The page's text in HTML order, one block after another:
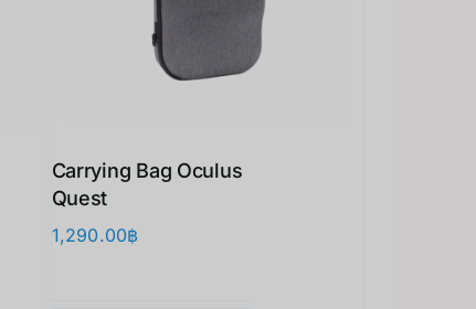
Carrying Bag Oculus
Quest
1,290.00฿